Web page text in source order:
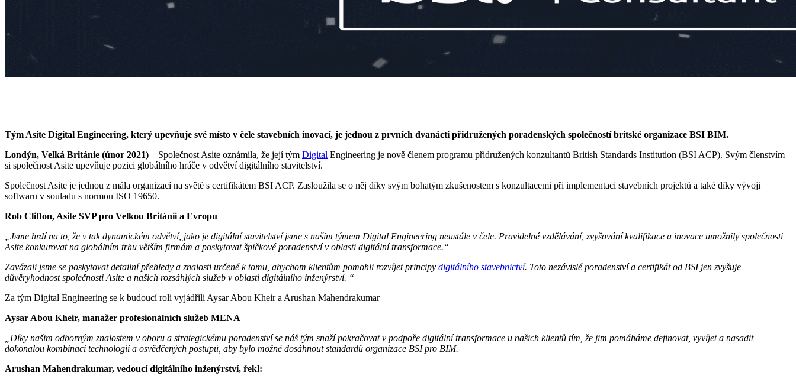
Tým Asite Digital Engineering, který upevňuje své místo v čele stavebních inovací, je jednou z prvních dvanácti přidružených poradenských společností britské organizace BSI BIM.
Londýn, Velká Británie (únor 2021) – Společnost Asite oznámila, že její tým Digital Engineering je nově členem programu přidružených konzultantů British Standards Institution (BSI ACP). Svým členstvím
si společnost Asite upevňuje pozici globálního hráče v odvětví digitálního stavitelství.
Společnost Asite je jednou z mála organizací na světě s certifikátem BSI ACP. Zasloužila se o něj díky svým bohatým zkušenostem s konzultacemi při implementaci stavebních projektů a také díky vývoji
softwaru v souladu s normou ISO 19650.
Rob Clifton, Asite SVP pro Velkou Británii a Evropu
„Jsme hrdí na to, že v tak dynamickém odvětví, jako je digitální stavitelství jsme s našim týmem Digital Engineering neustále v čele. Pravidelné vzdělávání, zvyšování kvalifikace a inovace umožnily společnosti
Asite konkurovat na globálním trhu větším firmám a poskytovat špičkové poradenství v oblasti digitální transformace.“
Zavázali jsme se poskytovat detailní přehledy a znalosti určené k tomu, abychom klientům pomohli rozvíjet principy digitálního stavebnictví. Toto nezávislé poradenství a certifikát od BSI jen zvyšuje
důvěryhodnost společnosti Asite a našich rozsáhlých služeb v oblasti digitálního inženýrství. “
Za tým Digital Engineering se k budoucí roli vyjádřili Aysar Abou Kheir a Arushan Mahendrakumar
Aysar Abou Kheir, manažer profesionálních služeb MENA
„Díky našim odborným znalostem v oboru a strategickému poradenství se náš tým snaží pokračovat v podpoře digitální transformace u našich klientů tím, že jim pomáháme definovat, vyvíjet a nasadit
dokonalou kombinaci technologií a osvědčených postupů, aby bylo možné dosáhnout standardů organizace BSI pro BIM.
Arushan Mahendrakumar, vedoucí digitálního inženýrství, řekl: